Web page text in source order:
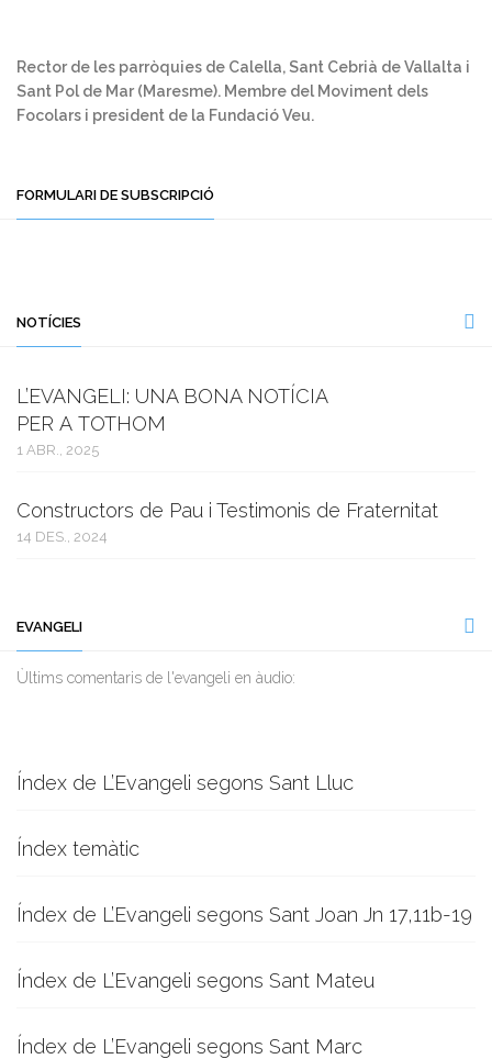
Rector de les parròquies de Calella, Sant Cebrià de Vallalta i
Sant Pol de Mar (Maresme). Membre del Moviment dels
Focolars i president de la Fundació Veu.
FORMULARI DE SUBSCRIPCIÓ
NOTÍCIES
L’EVANGELI: UNA BONA NOTÍCIA
PER A TOTHOM
1 ABR., 2025
Constructors de Pau i Testimonis de Fraternitat
14 DES., 2024
EVANGELI
Ùltims comentaris de l'evangeli en àudio:
Índex de L’Evangeli segons Sant Lluc
Índex temàtic
Índex de L’Evangeli segons Sant Joan Jn 17,11b-19
Índex de L’Evangeli segons Sant Mateu
Índex de L’Evangeli segons Sant Marc